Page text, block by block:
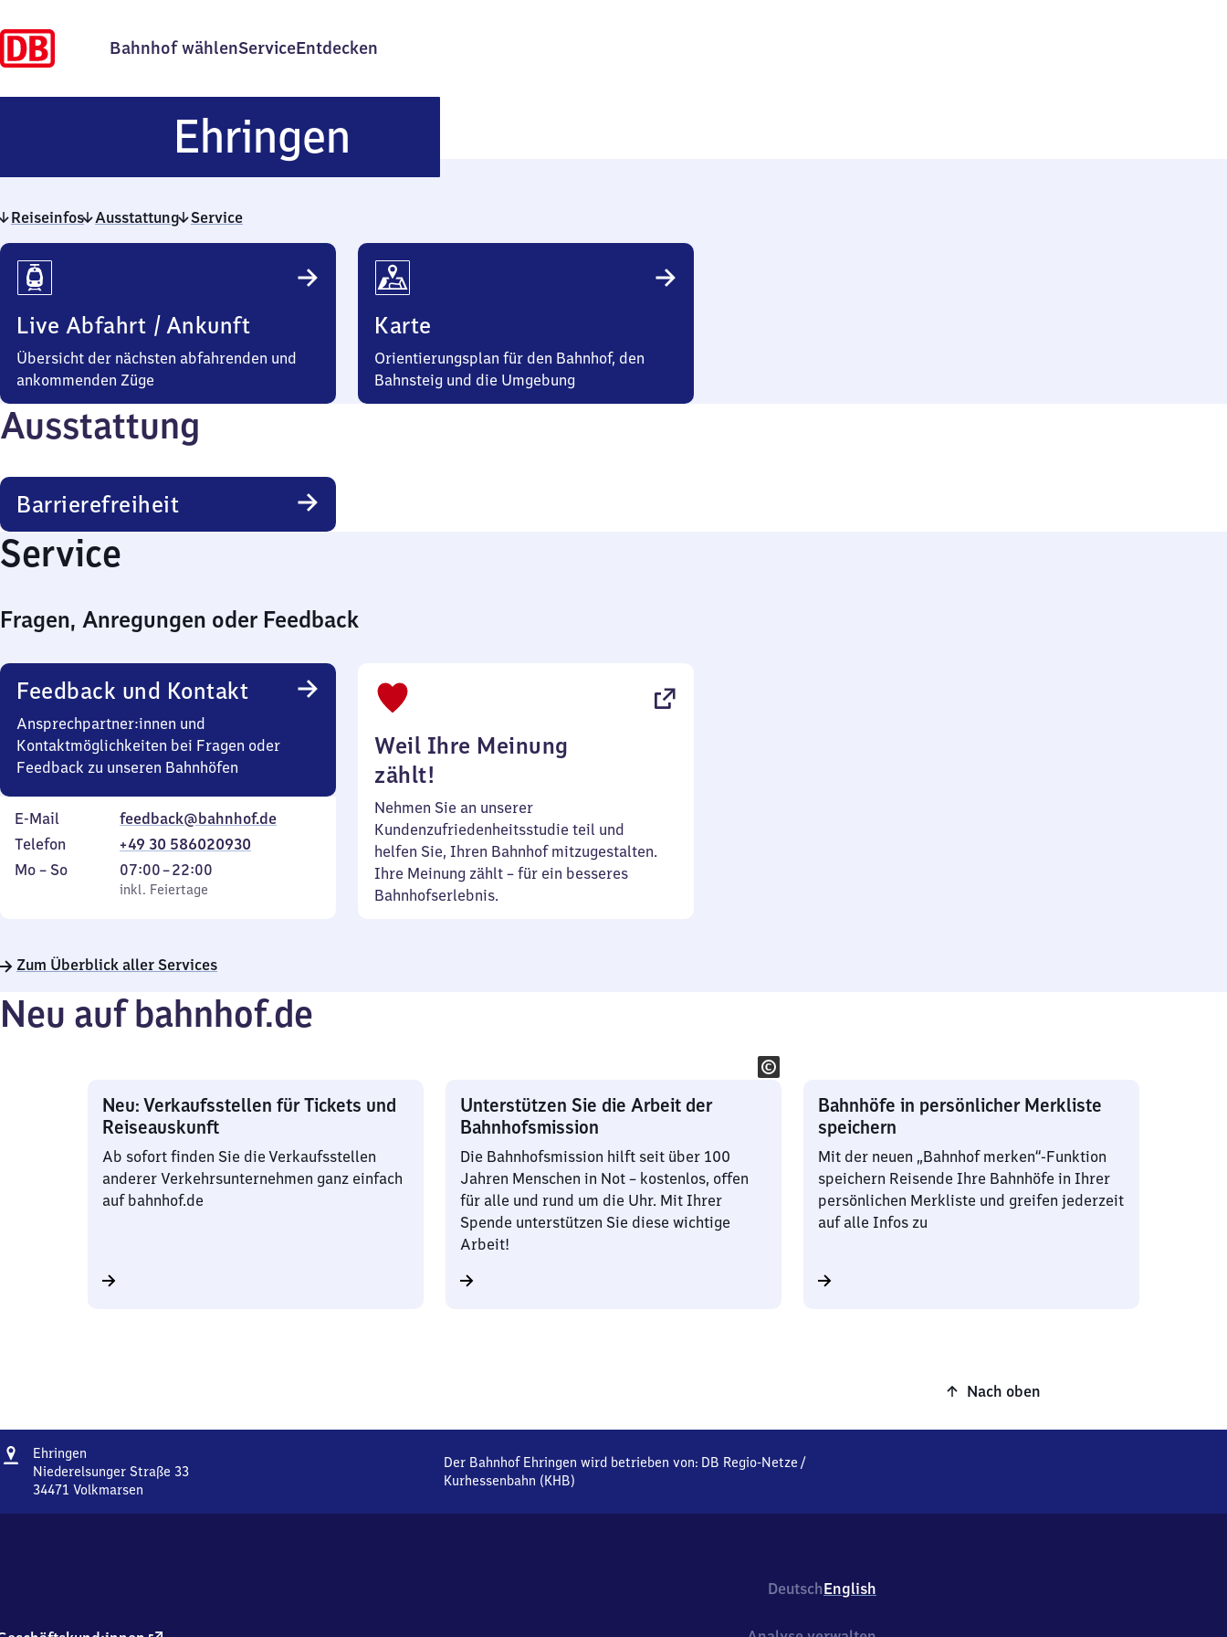
Bahnhof wählenServiceEntdecken
Ehringen
Reiseinfos Ausstattung Service
Reiseinfos
Live Abfahrt / Ankunft
Übersicht der nächsten abfahrenden und
ankommenden Züge
Karte
Orientierungsplan für den Bahnhof, den
Bahnsteig und die Umgebung
Ausstattung
Barrierefreiheit
Service
Fragen, Anregungen oder Feedback
Feedback und Kontakt
Ansprechpartner:innen und
Kontaktmöglichkeiten bei Fragen oder
Feedback zu unseren Bahnhöfen
E-Mail
feedback@bahnhof.de
Telefon
+49 30 586020930
Montag
Mo – So,
inkl. Feiertage
07:00–22:00
Von
7
22
inkl. Feiertage
Weil Ihre Meinung
zählt!
Nehmen Sie an unserer
Kundenzufriedenheitsstudie teil und
helfen Sie, Ihren Bahnhof mitzugestalten.
Ihre Meinung zählt – für ein besseres
Bahnhofserlebnis.
Zum Überblick aller Services
Neu auf bahnhof.de
Neu: Verkaufsstellen für Tickets und
Reiseauskunft
Ab sofort finden Sie die Verkaufsstellen
anderer Verkehrsunternehmen ganz einfach
auf bahnhof.de
Unterstützen Sie die Arbeit der
Bahnhofsmission
Die Bahnhofsmission hilft seit über 100
Jahren Menschen in Not – kostenlos, offen
für alle und rund um die Uhr. Mit Ihrer
Spende unterstützen Sie diese wichtige
Arbeit!
Bahnhöfe in persönlicher Merkliste
speichern
Mit der neuen „Bahnhof merken“-Funktion
speichern Reisende Ihre Bahnhöfe in Ihrer
persönlichen Merkliste und greifen jederzeit
auf alle Infos zu
Nach oben
Adresse
Ehringen
Niederelsunger Straße 33
34471 Volkmarsen
Der Bahnhof Ehringen wird betrieben von: DB Regio-Netze /
Kurhessenbahn (KHB)
DeutschEnglish